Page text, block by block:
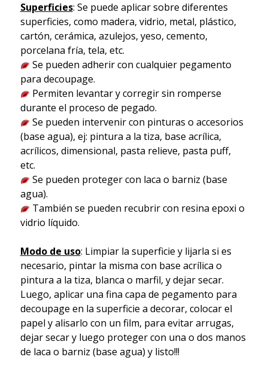
Superficies: Se puede aplicar sobre diferentes
superficies, como madera, vidrio, metal, plástico,
cartón, cerámica, azulejos, yeso, cemento,
porcelana fría, tela, etc.
Se pueden adherir con cualquier pegamento
para decoupage.
Permiten levantar y corregir sin romperse
durante el proceso de pegado.
Se pueden intervenir con pinturas o accesorios
(base agua), ej: pintura a la tiza, base acrílica,
acrílicos, dimensional, pasta relieve, pasta puff,
etc.
Se pueden proteger con laca o barniz (base
agua).
También se pueden recubrir con resina epoxi o
vidrio líquido.
Modo de uso: Limpiar la superficie y lijarla si es
necesario, pintar la misma con base acrílica o
pintura a la tiza, blanca o marfil, y dejar secar.
Luego, aplicar una fina capa de pegamento para
decoupage en la superficie a decorar, colocar el
papel y alisarlo con un film, para evitar arrugas,
dejar secar y luego proteger con una o dos manos
de laca o barniz (base agua) y listo!!!